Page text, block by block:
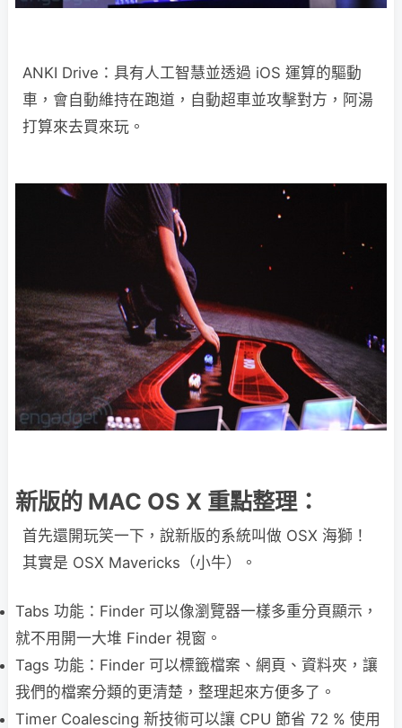
ANKI Drive：具有人工智慧並透過 iOS 運算的驅動
車，會自動維持在跑道，自動超車並攻擊對方，阿湯
打算來去買來玩。
新版的 MAC OS X 重點整理：
首先還開玩笑一下，說新版的系統叫做 OSX 海獅！
其實是 OSX Mavericks（小牛）。
Tabs 功能：Finder 可以像瀏覽器一樣多重分頁顯示，
就不用開一大堆 Finder 視窗。
Tags 功能：Finder 可以標籤檔案、網頁、資料夾，讓
我們的檔案分類的更清楚，整理起來方便多了。
Timer Coalescing 新技術可以讓 CPU 節省 72 % 使用